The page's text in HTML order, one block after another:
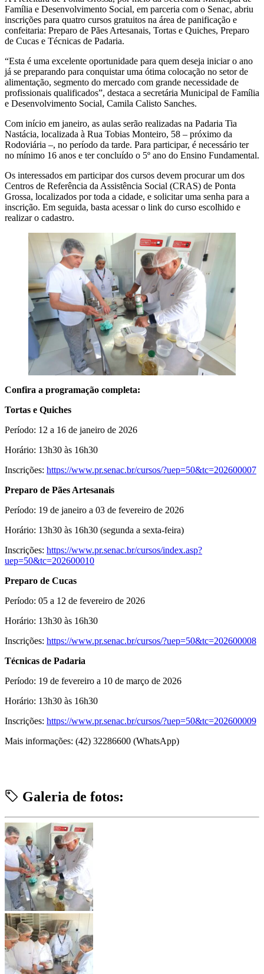
Família e Desenvolvimento Social, em parceria com o Senac, abriu
inscrições para quatro cursos gratuitos na área de panificação e
confeitaria: Preparo de Pães Artesanais, Tortas e Quiches, Preparo
de Cucas e Técnicas de Padaria.
“Esta é uma excelente oportunidade para quem deseja iniciar o ano
já se preparando para conquistar uma ótima colocação no setor de
alimentação, segmento do mercado com grande necessidade de
profissionais qualificados”, destaca a secretária Municipal de Família
e Desenvolvimento Social, Camila Calisto Sanches.
Com início em janeiro, as aulas serão realizadas na Padaria Tia
Nastácia, localizada à Rua Tobias Monteiro, 58 – próximo da
Rodoviária –, no período da tarde. Para participar, é necessário ter
no mínimo 16 anos e ter concluído o 5º ano do Ensino Fundamental.
Os interessados em participar dos cursos devem procurar um dos
Centros de Referência da Assistência Social (CRAS) de Ponta
Grossa, localizados por toda a cidade, e solicitar uma senha para a
inscrição. Em seguida, basta acessar o link do curso escolhido e
realizar o cadastro.
Confira a programação completa:
Tortas e Quiches
Período: 12 a 16 de janeiro de 2026
Horário: 13h30 às 16h30
Inscrições: https://www.pr.senac.br/cursos/?uep=50&tc=202600007
Preparo de Pães Artesanais
Período: 19 de janeiro a 03 de fevereiro de 2026
Horário: 13h30 às 16h30 (segunda a sexta-feira)
Inscrições: https://www.pr.senac.br/cursos/index.asp?
uep=50&tc=202600010
Preparo de Cucas
Período: 05 a 12 de fevereiro de 2026
Horário: 13h30 às 16h30
Inscrições: https://www.pr.senac.br/cursos/?uep=50&tc=202600008
Técnicas de Padaria
Período: 19 de fevereiro a 10 de março de 2026
Horário: 13h30 às 16h30
Inscrições: https://www.pr.senac.br/cursos/?uep=50&tc=202600009
Mais informações: (42) 32286600 (WhatsApp)
Galeria de fotos: